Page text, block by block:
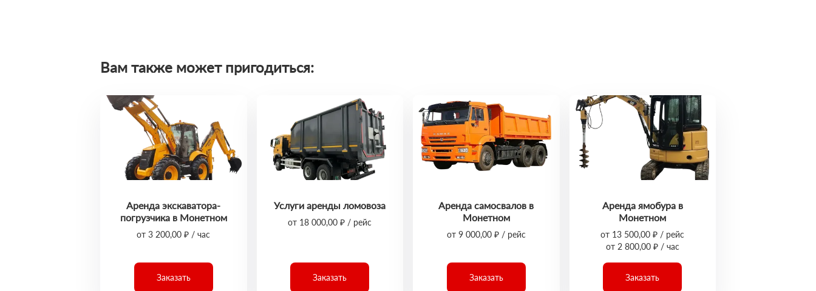
Вам также может пригодиться:
Аренда экскаватора-
погрузчика в Монетном
от 3 200,00 ₽ / час
Заказать
Услуги аренды ломовоза
от 18 000,00 ₽ / рейс
Заказать
Аренда самосвалов в
Монетном
от 9 000,00 ₽ / рейс
Заказать
Аренда ямобура в
Монетном
от 13 500,00 ₽ / рейс
от 2 800,00 ₽ / час
Заказать